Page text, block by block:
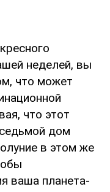
неделей, вы
что может
что этот
дом
в этом же
ваша планета-